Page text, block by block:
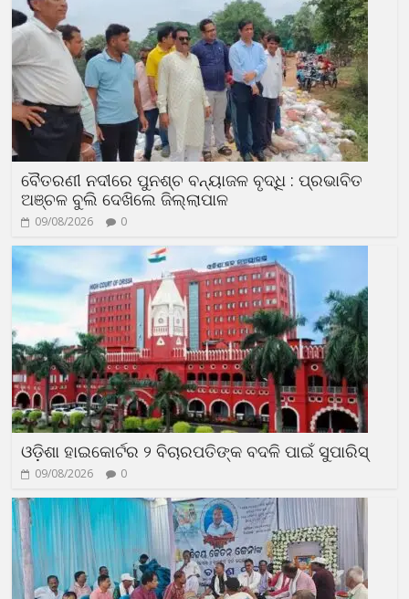
ବୈତରଣୀ ନଦୀରେ ପୁନଶ୍ଚ ବନ୍ୟାଜଳ ବୃଦ୍ଧି : ପ୍ରଭାବିତ
ଅଞ୍ଚଳ ବୁଲି ଦେଖିଲେ ଜିଲ୍ଲାପାଳ
09/08/2026 0
ଓଡ଼ିଶା ହାଇକୋର୍ଟର ୨ ବିଚାରପତିଙ୍କ ବଦଳି ପାଇଁ ସୁପାରିସ୍‌
09/08/2026 0